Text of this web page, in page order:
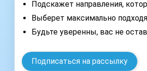
Подскажет направления,
Выберет максимально
Будьте уверенны, вас не
Подписаться на рассылку